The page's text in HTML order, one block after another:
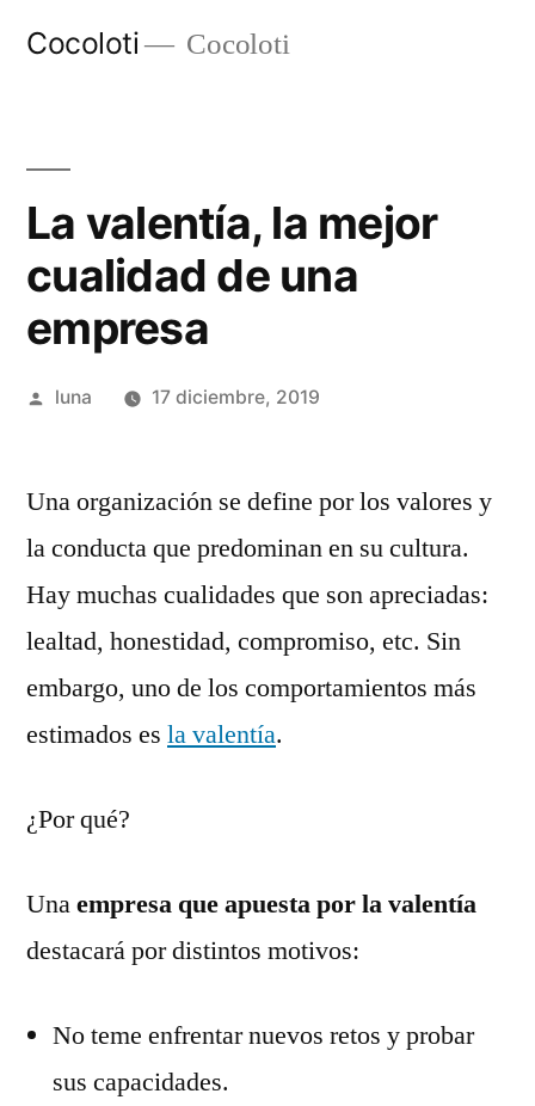
Cocoloti Cocoloti
La valentía, la mejor
cualidad de una
empresa
Publicado
luna 17 diciembre, 2019
Una organización se define por los valores y
la conducta que predominan en su cultura.
Hay muchas cualidades que son apreciadas:
lealtad, honestidad, compromiso, etc. Sin
embargo, uno de los comportamientos más
estimados es la valentía.
¿Por qué?
Unaempresa que apuesta por la valentía
destacará por distintos motivos:
No teme enfrentar nuevos retos y probar
sus capacidades.